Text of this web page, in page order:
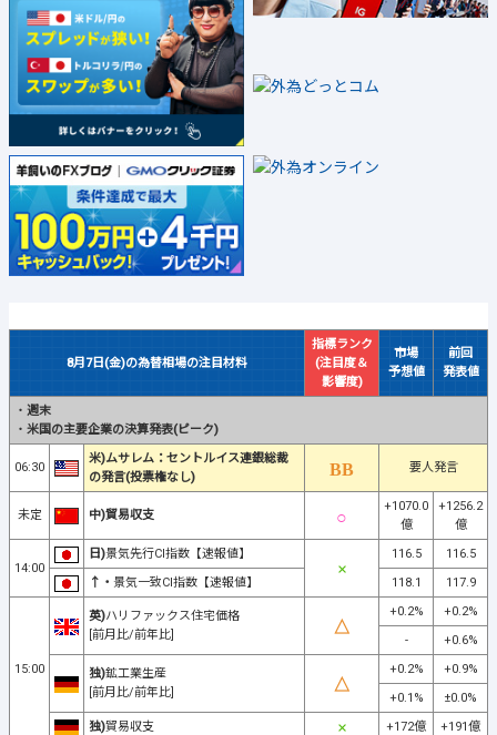
8月7日(金)の為替相場の注目材料
指標ランク
(注目度＆
影響度)
市場
予想値
前回
発表値
・ 週末
・ 米国の主要企業の決算発表(ピーク)
06:30
米)ムサレム：セントルイス連銀総裁
の発言(投票権なし)
要人発言
未定 中)貿易収支
+1070.0
億
+1256.2
億
14:00
日)景気先行CI指数【速報値】 116.5
116.5
↑・ 景気一致CI指数【速報値】 118.1 117.9
15:00
英)ハリファックス住宅価格
[前月比/前年比]
+0.2%
+0.2%
-
+0.6%
独)鉱工業生産
[前月比/前年比]
+0.2%
+0.9%
+0.1%
±0.0%
独)貿易収支 +172億 +191億